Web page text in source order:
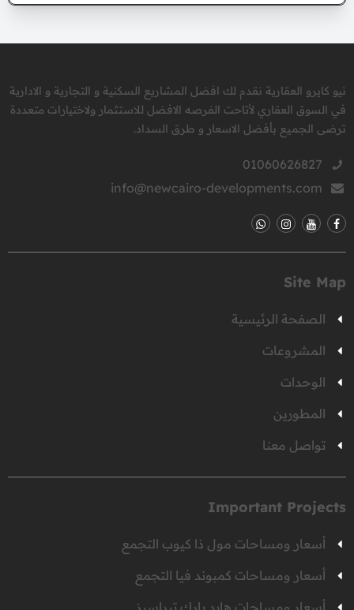
نيو كايرو العقارية نقدم لك افضل المشاريع السكنية و التجارية و الادارية
في السوق العقاري لأتاحت الفرصه الافضل للاستثمار ولاختيارات متعددة
ترضى الجميع بأفضل الاسعار و طرق السداد.
01060626827
info@newcairo-developments.com
Site Map
الصفحة الرئيسية
المشروعات
الوحدات
المطورين
تواصل معنا
Important Projects
أسعار ومساحات مول ذا كيوب التجمع
أسعار ومساحات كمبوند فيا التجمع
أسعار ومساحات هايد بارك تيراسيز